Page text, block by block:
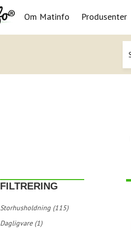
Om Matinfo Produsenter
FILTRERING
Storhusholdning (115)
Dagligvare (1)